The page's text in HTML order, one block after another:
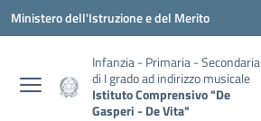
Vai ai contenuti
Vai al menu di navigazione
Vai al footer
Ministero dell'Istruzione e del Merito
Infanzia - Primaria - Secondaria
di I grado ad indirizzo musicale
Istituto Comprensivo "De
Gasperi - De Vita"